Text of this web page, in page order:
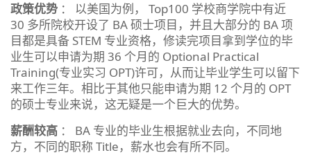
政策优势 ： 以美国为例， Top100 学校商学院中有近
30 多所院校开设了 BA 硕士项目，并且大部分的 BA 项
目都是具备 STEM 专业资格，修读完项目拿到学位的毕
业生可以申请为期 36 个月的 Optional Practical
Training(专业实习 OPT)许可，从而让毕业学生可以留下
来工作三年。相比于其他只能申请为期 12 个月的 OPT
的硕士专业来说，这无疑是一个巨大的优势。
薪酬较高 ： BA 专业的毕业生根据就业去向，不同地
方，不同的职称 Title，薪水也会有所不同。